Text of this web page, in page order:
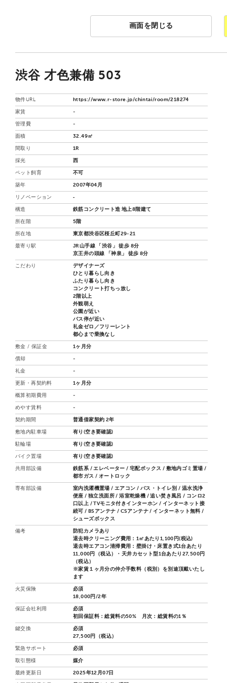
画面を閉じる
渋谷 才色兼備 503
物件URL https://www.r-store.jp/chintai/room/218274
家賃 -
管理費 -
面積 32.49㎡
間取り 1R
採光 西
ペット飼育 不可
築年 2007年04月
リノベーション ‐
構造 鉄筋コンクリート造 地上8階建て
所在階 5階
所在地 東京都渋谷区桜丘町29-21
最寄り駅
JR山手線 「渋谷」 徒歩 8分
京王井の頭線 「神泉」 徒歩 8分
こだわり
デザイナーズ
ひとり暮らし向き
ふたり暮らし向き
コンクリート打ちっ放し
2階以上
外観萌え
公園が近い
バス停が近い
礼金ゼロ／フリーレント
都心まで乗換なし
敷金 / 保証金 1ヶ月分
償却 -
礼金 -
更新・再契約料 1ヶ月分
概算初期費用 -
めやす賃料 -
契約期間 普通借家契約 2年
敷地内駐車場 有り(空き要確認)
駐輪場 有り(空き要確認)
バイク置場 有り(空き要確認)
共用部設備
鉄筋系 / エレベーター / 宅配ボックス / 敷地内ゴミ置場 /
都市ガス / オートロック
専有部設備
室内洗濯機置場 / エアコン / バス・トイレ別 / 温水洗浄
便座 / 独立洗面所 / 浴室乾燥機 / 追い焚き風呂 / コンロ2
口以上 / TVモニタ付きインターホン / インターネット接
続可 / BSアンテナ / CSアンテナ / インターネット無料 /
シューズボックス
備考
防犯カメラあり
退去時クリーニング費用：1㎡あたり1,100円(税込)
退去時エアコン清掃費用：壁掛け・床置き式1台あたり
11,000円（税込）・天井カセット型1台あたり27,500円
（税込）
※家賃１ヶ月分の仲介手数料（税別）を別途頂戴いたし
ます
火災保険
必須
18,000円/2年
保証会社利用
必須
初回保証料：総賃料の50% 月次：総賃料の1％
鍵交換
必須
27,500円（税込）
緊急サポート 必須
取引態様 媒介
最終更新日 2025年12月07日